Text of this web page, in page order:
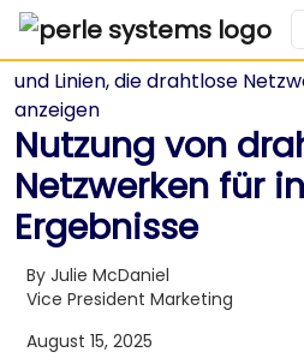
Nutzung von
Netzwerken für
Ergebnisse
By Julie McDaniel
Vice President Marketing
August 15, 2025